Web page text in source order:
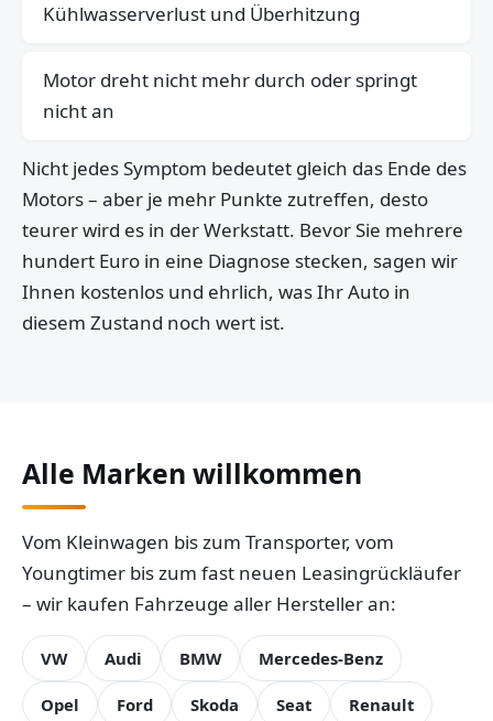
Kühlwasserverlust und Überhitzung
Motor dreht nicht mehr durch oder springt
nicht an
Nicht jedes Symptom bedeutet gleich das Ende des
Motors – aber je mehr Punkte zutreffen, desto
teurer wird es in der Werkstatt. Bevor Sie mehrere
hundert Euro in eine Diagnose stecken, sagen wir
Ihnen kostenlos und ehrlich, was Ihr Auto in
diesem Zustand noch wert ist.
Alle Marken willkommen
Vom Kleinwagen bis zum Transporter, vom
Youngtimer bis zum fast neuen Leasingrückläufer
– wir kaufen Fahrzeuge aller Hersteller an:
VW Audi BMW Mercedes-Benz
Opel Ford Skoda Seat Renault